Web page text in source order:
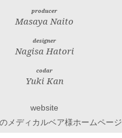
producer
Masaya Naito
designer
Nagisa Hatori
codar
Yuki Kan
website
メディカルベア様ホームページ